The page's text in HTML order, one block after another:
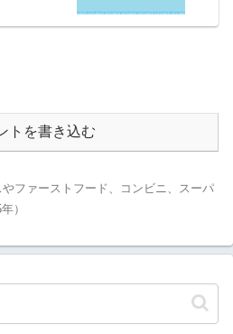
トを書き込む
やファーストフード、コンビニ、スーパ
）